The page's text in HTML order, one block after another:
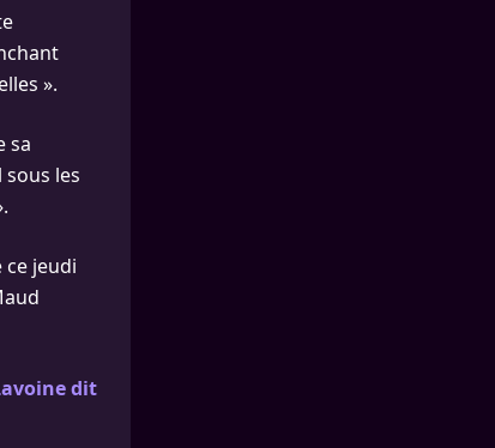
».
sa
les
ce jeudi
dit